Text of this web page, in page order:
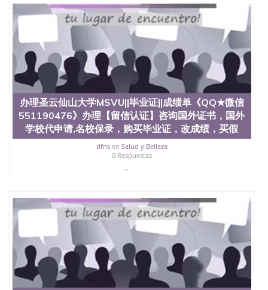
受性肯定及好评；而各种大学部和研究所的商学课程
也吸引了众多不同国家的专业人士前来研究与学习。
二、办理流程： 1、收集客户办理信息； 2、客户付
定金下单； 3、公司确认到账转制作点做电子图；
4、电子图做好发给客户确认； 5、电子图确认好转成
品部做成品； 6、成品做好拍照或者视频确认再付余
款； 7、快递给客户（国内顺丰，国外DHL）。 三、
真实网上可查的证明材料 1、教育部学历学位认证，
留服真实存档可查，存档。 2、留学回国人员证明
（使馆认证），使馆网站真实存档可查。 3、留信网
真实可查认证办理，存档可查，终身受用。 四、办理
流程农业科学院、艺术与建筑学院、商学院、交流学
院、地球及物质科学院、教育学院、工程学院、健康
与人类发展学院、信息工程与科学学院、人文学院、
专业课程包括：会计学、MBA、财务、教育、建筑工
程、经济、医学、护理、文学、音乐、生物学、统计
学、美术、电子工程、天文学、农业、环境污染控
制、历史、电气工程、生物工程、建筑设计、工商管
理、材料科学、机械工程、航天工程、土木工程、数
学、化学、英语、社会科学、心理学、戏剧、市场营
销、机械工程、计算机科学、物理学、人工智能、商
科、金融专业 1、客户提供相关材料，确定客户办理
办理圣云仙山大学MSVU||毕业证||成绩单《QQ★微信
551190476》办理【留信认证】咨询国外证书，国外
学校代申请,名校保录，购买毕业证，改成绩，买假
dfnsen Salud y Belleza
0 Respuestas
...